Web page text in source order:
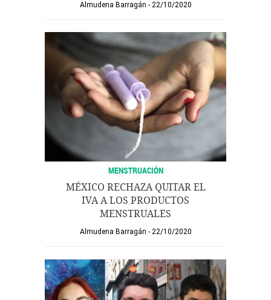
Almudena Barragán 22/10/2020
MENSTRUACIÓN
MÉXICO RECHAZA QUITAR EL
IVA A LOS PRODUCTOS
MENSTRUALES
Almudena Barragán 22/10/2020